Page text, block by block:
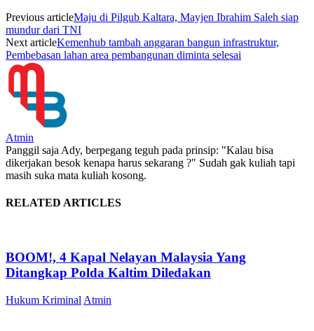
Previous articleMaju di Pilgub Kaltara, Mayjen Ibrahim Saleh siap
mundur dari TNI
Next articleKemenhub tambah anggaran bangun infrastruktur,
Pembebasan lahan area pembangunan diminta selesai
Atmin
Panggil saja Ady, berpegang teguh pada prinsip: "Kalau bisa
dikerjakan besok kenapa harus sekarang ?" Sudah gak kuliah tapi
masih suka mata kuliah kosong.
RELATED ARTICLES
BOOM!, 4 Kapal Nelayan Malaysia Yang
Ditangkap Polda Kaltim Diledakan
Hukum Kriminal Atmin